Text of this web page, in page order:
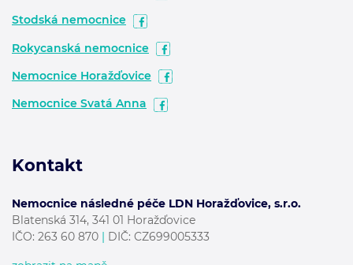
Stodská nemocnice
Rokycanská nemocnice
Nemocnice Horažďovice
Nemocnice Svatá Anna
Kontakt
Nemocnice následné péče LDN Horažďovice, s.r.o.
Blatenská 314, 341 01 Horažďovice
IČO: 263 60 870 DIČ: CZ699005333